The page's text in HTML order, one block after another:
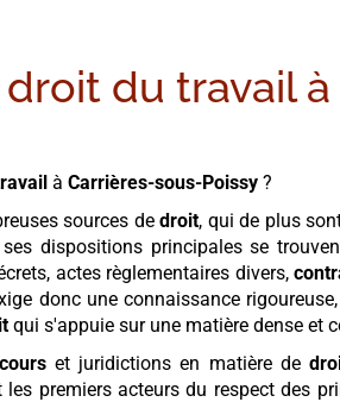
du travail à
àCarrières-sous-Poissy ?
sources dedroit, qui de plus
dispositions principales se
actes règlementaires divers,
donc une connaissance
qui s'appuie sur une matière dense et
courset juridictions en matière de
premiers acteurs du respect des